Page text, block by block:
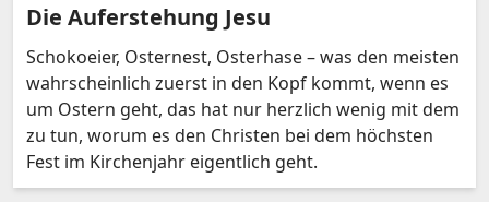
Die Auferstehung Jesu
Schokoeier, Osternest, Osterhase – was den meisten
wahrscheinlich zuerst in den Kopf kommt, wenn es
um Ostern geht, das hat nur herzlich wenig mit dem
zu tun, worum es den Christen bei dem höchsten
Fest im Kirchenjahr eigentlich geht.